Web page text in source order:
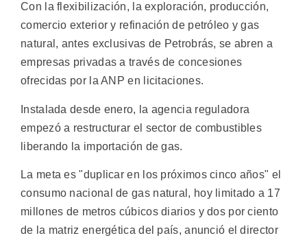
Con la flexibilización, la exploración, producción,
comercio exterior y refinación de petróleo y gas
natural, antes exclusivas de Petrobrás, se abren a
empresas privadas a través de concesiones
ofrecidas por la ANP en licitaciones.
Instalada desde enero, la agencia reguladora
empezó a restructurar el sector de combustibles
liberando la importación de gas.
La meta es "duplicar en los próximos cinco años" el
consumo nacional de gas natural, hoy limitado a 17
millones de metros cúbicos diarios y dos por ciento
de la matriz energética del país, anunció el director